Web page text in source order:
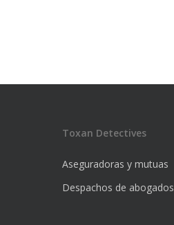
Toxan Detectives
Aseguradoras y mutuas
Despachos de abogados